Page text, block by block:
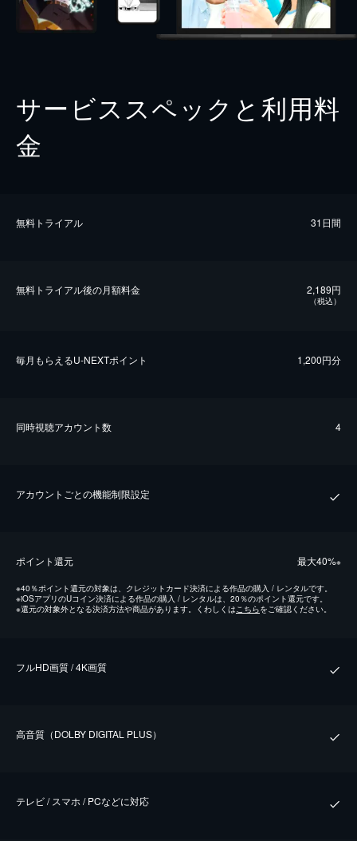
サービススペックと利用料
金
無料トライアル 31日間
無料トライアル後の⽉額料金 2,189円
（税込）
毎⽉もらえるU-NEXTポイント 1,200円分
同時視聴アカウント数 4
アカウントごとの機能制限設定
ポイント還元 最⼤40%※
※40％ポイント還元の対象は、クレジットカード決済による作品の購入 / レンタルです。
※iOSアプリのUコイン決済による作品の購入 / レンタルは、20％のポイント還元です。
※還元の対象外となる決済方法や商品があります。くわしくはこちらをご確認ください。
フルHD画質 / 4K画質
⾼⾳質（DOLBY DIGITAL PLUS）
テレビ / スマホ / PCなどに対応